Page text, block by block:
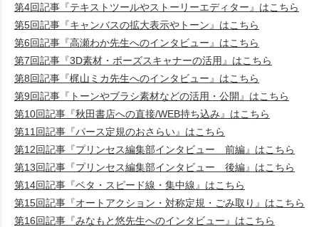
第4回記事『テキストツールやストーリーエディター』はこちら
第5回記事『キャンバスの拡大表示やトーン』はこちら
第6回記事『高瀬わか先生へのインタビュー』はこちら
第7回記事『3D素材・ポーズスキャナーの活用』はこちら
第8回記事『梶山ミカ先生へのインタビュー』はこちら
第9回記事『トーンやブラシ素材などの活用・公開』はこちら
第10回記事『秋田書店への直接/WEB持ち込み』はこちら
第11回記事『パース定規のおさらい』はこちら
第12回記事『プリンセス編集部インタビュー 前編』はこちら
第13回記事『プリンセス編集部インタビュー 後編』はこちら
第14回記事『ベタ・スピード線・集中線』はこちら
第15回記事『オートアクション・対称定規・ごみ取り』はこちら
第16回記事『みなもと悠先生へのインタビュー』はこちら